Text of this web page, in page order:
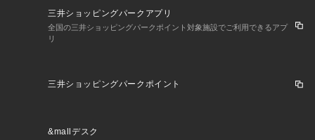
トボール バスケ バレー 陸上 サッカー フットサル ランニング
通学 卓球 テニス トレーニング ジム 自主トレ ダイエット Yo
gaCpn0427 23GYM_L_inner momday2603
三井ショッピングパークアプリ
全国の三井ショッピングパークポイント対象施設でご利用できるアプ
リ
三井ショッピングパークポイント
&mallデスク